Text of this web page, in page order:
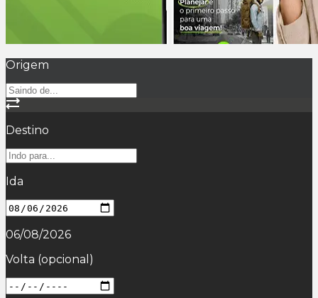
Origem
Destino
Ida
06/08/2026
Volta (opcional)